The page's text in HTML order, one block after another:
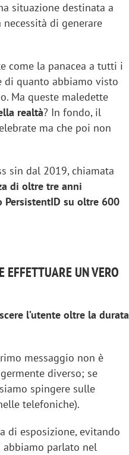
situazione destinata a
di generare
come la panacea a tutti i
di quanto abbiamo visto
Ma queste maledette
realtà? In fondo, il
ma che poi non
sin dal 2019, chiamata
di oltre tre anni
PersistentID su oltre 600
EFFETTUARE UN VERO
l’utente oltre la durata
messaggio non è
diverso; se
spingere sulle
telefoniche).
di esposizione, evitando
abbiamo parlato nel